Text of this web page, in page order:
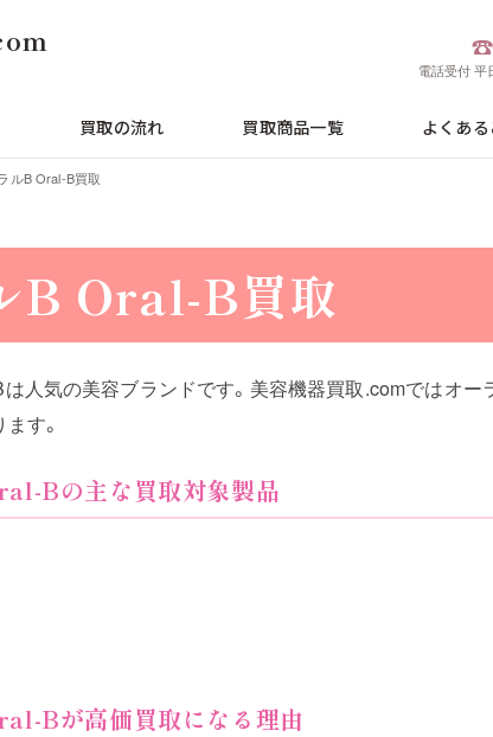
電話受付 平
買取の流れ 買取商品一覧 よくあ
ルB Oral-B買取
B Oral-B買取
人気の美容ブランドです。美容機器買取.comではオ
す。
Bの主な買取対象製品
Bが高価買取になる理由